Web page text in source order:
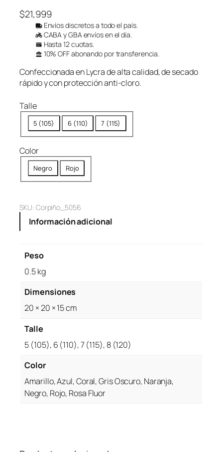
$21,999
Envíos discretos a todo el país.
CABA y GBA envíos en el día.
Hasta 12 cuotas.
10% OFF abonando por transferencia.
Confeccionada en Lycra de alta calidad, de secado
rápido y con protección anti-cloro.
Talle
5 (105) 6 (110) 7 (115)
Color
Negro Rojo
SKU: Corpiño_5056
Información adicional
Peso
0.5 kg
Dimensiones
20 × 20 × 15 cm
Talle
5 (105), 6 (110), 7 (115), 8 (120)
Color
Amarillo, Azul, Coral, Gris Oscuro, Naranja,
Negro, Rojo, Rosa Fluor